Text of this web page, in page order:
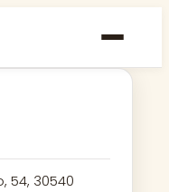
54, 30540